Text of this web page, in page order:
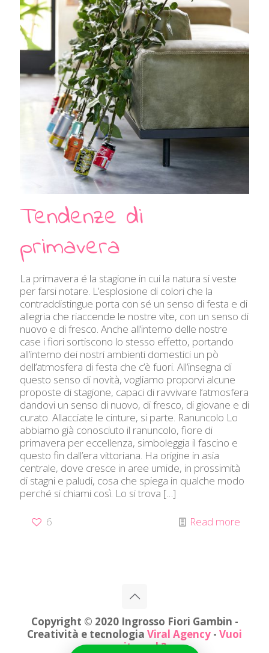
Tendenze di
primavera
La primavera é la stagione in cui la natura si veste
per farsi notare. L’esplosione di colori che la
contraddistingue porta con sé un senso di festa e di
allegria che riaccende le nostre vite, con un senso di
nuovo e di fresco. Anche all’interno delle nostre
case i fiori sortiscono lo stesso effetto, portando
all’interno dei nostri ambienti domestici un pò
dell’atmosfera di festa che c’è fuori. All’insegna di
questo senso di novità, vogliamo proporvi alcune
proposte di stagione, capaci di ravvivare l’atmosfera
dandovi un senso di nuovo, di fresco, di giovane e di
curato. Allacciate le cinture, si parte. Ranuncolo Lo
abbiamo già conosciuto il ranuncolo, fiore di
primavera per eccellenza, simboleggia il fascino e
questo fin dall’era vittoriana. Ha origine in asia
centrale, dove cresce in aree umide, in prossimità
di stagni e paludi, cosa che spiega in qualche modo
perché si chiami così. Lo si trova […]
6 Read more
Copyright © 2020 Ingrosso Fiori Gambin -
Creatività e tecnologia Viral Agency - Vuoi
un sito web?